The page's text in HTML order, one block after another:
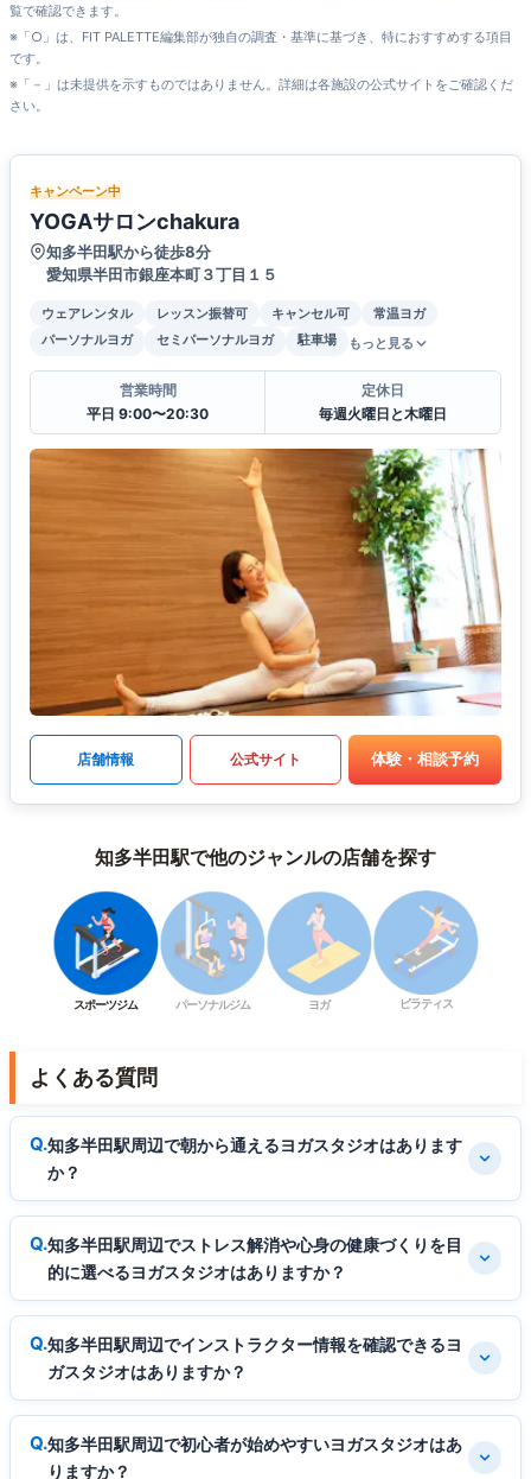
覧で確認できます。
※「○」は、FIT PALETTE編集部が独自の調査・基準に基づき、特におすすめする項目
です。
※「－」は未提供を示すものではありません。詳細は各施設の公式サイトをご確認くだ
さい。
キャンペーン中
YOGAサロンchakura
知多半田駅から徒歩8分
愛知県半田市銀座本町３丁目１５
ウェアレンタル レッスン振替可 キャンセル可
常温ヨガ
パーソナルヨガ
セミパーソナルヨガ 駐車場 もっと見る
営業時間
平日 9:00〜20:30
定休日
毎週火曜日と木曜日
店舗情報 公式サイト 体験・相談予約
知多半田駅で他のジャンルの店舗を探す
スポーツジム パーソナルジム ヨガ ピラティス
よくある質問
知多半田駅周辺で朝から通えるヨガスタジオはあります
か？
知多半田駅周辺でストレス解消や心身の健康づくりを目
的に選べるヨガスタジオはありますか？
知多半田駅周辺でインストラクター情報を確認できるヨ
ガスタジオはありますか？
知多半田駅周辺で初心者が始めやすいヨガスタジオはあ
りますか？